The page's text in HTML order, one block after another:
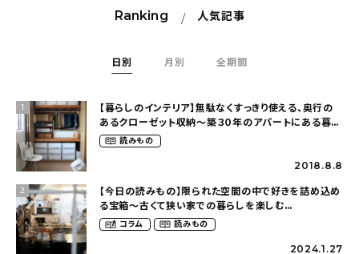
Ranking 人気記事
日別 月別 全期間
1
【暮らしのインテリア】無駄なくすっきり使える、奥行の
あるクローゼット収納〜築３０年のアパートにある暮ら
し（mari_ppe_さん）
読みもの
2018.8.8
2
【今日の読みもの】限られた空間の中で好きを詰め込め
る宝箱〜古くて狭い家での暮らしを楽しむ
（2nyan_and_lifestylesさん）
コラム 読みもの
2024.1.27